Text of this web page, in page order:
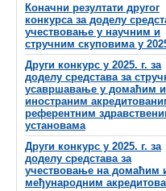
Коначни резултати другог
конкурса за доделу
учествовање у научним и
стручним скуповима у
Други конкурс у 2025. г. за
доделу средстава за
усавршавање у домаћим и
иностраним
референтним
установама
Други конкурс у 2025. г. за
доделу средстава за
учествовање на домаћим
међународним